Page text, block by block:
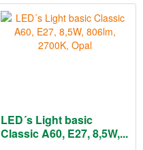
LED´s Light basic
Classic A60, E27, 8,5W,...